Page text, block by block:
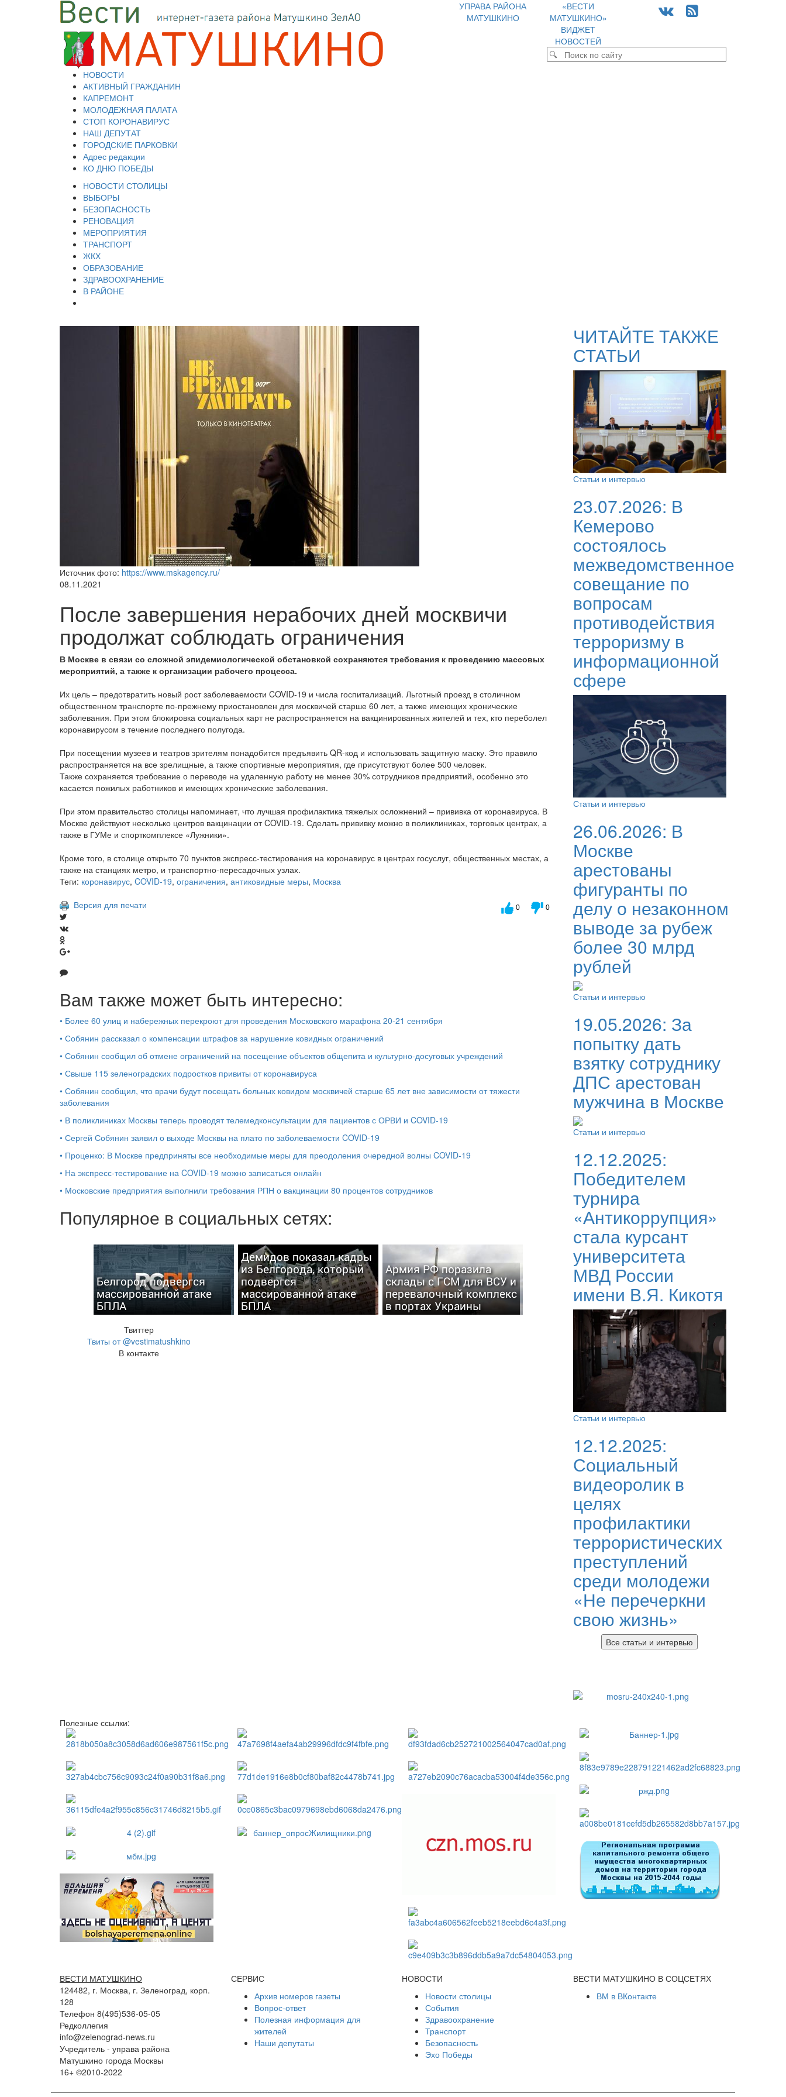
УПРАВА РАЙОНА
МАТУШКИНО
«ВЕСТИ
МАТУШКИНО»
ВИДЖЕТ
НОВОСТЕЙ
НОВОСТИ
АКТИВНЫЙ ГРАЖДАНИН
КАПРЕМОНТ
МОЛОДЕЖНАЯ ПАЛАТА
СТОП КОРОНАВИРУС
НАШ ДЕПУТАТ
ГОРОДСКИЕ ПАРКОВКИ
Адрес редакции
КО ДНЮ ПОБЕДЫ
НОВОСТИ СТОЛИЦЫ
ВЫБОРЫ
БЕЗОПАСНОСТЬ
РЕНОВАЦИЯ
МЕРОПРИЯТИЯ
ТРАНСПОРТ
ЖКХ
ОБРАЗОВАНИЕ
ЗДРАВООХРАНЕНИЕ
В РАЙОНЕ
Источник фото: https://www.mskagency.ru/
08.11.2021
После завершения нерабочих дней москвичи
продолжат соблюдать ограничения
В Москве в связи со сложной эпидемиологической обстановкой сохраняются требования к проведению массовых
мероприятий, а также к организации рабочего процесса.
Их цель – предотвратить новый рост заболеваемости COVID-19 и числа госпитализаций. Льготный проезд в столичном
общественном транспорте по-прежнему приостановлен для москвичей старше 60 лет, а также имеющих хронические
заболевания. При этом блокировка социальных карт не распространяется на вакцинированных жителей и тех, кто переболел
коронавирусом в течение последнего полугода.
При посещении музеев и театров зрителям понадобится предъявить QR-код и использовать защитную маску. Это правило
распространяется на все зрелищные, а также спортивные мероприятия, где присутствуют более 500 человек.
Также сохраняется требование о переводе на удаленную работу не менее 30% сотрудников предприятий, особенно это
касается пожилых работников и имеющих хронические заболевания.
При этом правительство столицы напоминает, что лучшая профилактика тяжелых осложнений – прививка от коронавируса. В
Москве действуют несколько центров вакцинации от COVID-19. Сделать прививку можно в поликлиниках, торговых центрах, а
также в ГУМе и спорткомплексе «Лужники».
Кроме того, в столице открыто 70 пунктов экспресс-тестирования на коронавирус в центрах госуслуг, общественных местах, а
также на станциях метро, и транспортно-пересадочных узлах.
Теги: коронавирус, COVID-19, ограничения, антиковидные меры, Москва
Версия для печати
0 0
Вам также может быть интересно:
• Более 60 улиц и набережных перекроют для проведения Московского марафона 20-21 сентября
• Собянин рассказал о компенсации штрафов за нарушение ковидных ограничений
• Собянин сообщил об отмене ограничений на посещение объектов общепита и культурно-досуговых учреждений
• Свыше 115 зеленоградских подростков привиты от коронавируса
• Собянин сообщил, что врачи будут посещать больных ковидом москвичей старше 65 лет вне зависимости от тяжести
заболевания
• В поликлиниках Москвы теперь проводят телемедконсультации для пациентов с ОРВИ и COVID-19
• Сергей Собянин заявил о выходе Москвы на плато по заболеваемости COVID-19
• Проценко: В Москве предприняты все необходимые меры для преодоления очередной волны COVID-19
• На экспресс-тестирование на COVID-19 можно записаться онлайн
• ​Московские предприятия выполнили требования РПН о вакцинации 80 процентов сотрудников
Популярное в социальных сетях:
Белгород подвергся
массированной атаке
БПЛА
Демидов показал кадры
из Белгорода, который
подвергся
массированной атаке
БПЛА
Армия РФ поразила
склады с ГСМ для ВСУ и
перевалочный комплекс
в портах Украины
Твиттер
Твиты от @vestimatushkino
В контакте
ЧИТАЙТЕ ТАКЖЕ
СТАТЬИ
Статьи и интервью
23.07.2026: В
Кемерово
состоялось
межведомственное
совещание по
вопросам
противодействия
терроризму в
информационной
сфере
Статьи и интервью
26.06.2026: В
Москве
арестованы
фигуранты по
делу о незаконном
выводе за рубеж
более 30 млрд
рублей
Статьи и интервью
19.05.2026: За
попытку дать
взятку сотруднику
ДПС арестован
мужчина в Москве
Статьи и интервью
12.12.2025:
Победителем
турнира
«Антикоррупция»
стала курсант
университета
МВД России
имени В.Я. Кикотя
Статьи и интервью
12.12.2025:
Социальный
видеоролик в
целях
профилактики
террористических
преступлений
среди молодежи
«Не перечеркни
свою жизнь»
Все статьи и интервью
Полезные ссылки:
ВЕСТИ МАТУШКИНО
124482, г. Москва, г. Зеленоград, корп.
128
Телефон 8(495)536-05-05
Редколлегия
info@zelenograd-news.ru
Учредитель - управа района
Матушкино города Москвы
16+ ©2010-2022
СЕРВИС
Архив номеров газеты
Вопрос-ответ
Полезная информация для
жителей
Наши депутаты
НОВОСТИ
Новости столицы
События
Здравоохранение
Транспорт
Безопасность
Эхо Победы
ВЕСТИ МАТУШКИНО В СОЦСЕТЯХ
ВМ в ВКонтакте